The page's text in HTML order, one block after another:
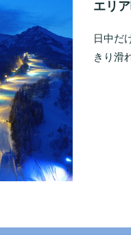
エリ
日中だ
きり滑